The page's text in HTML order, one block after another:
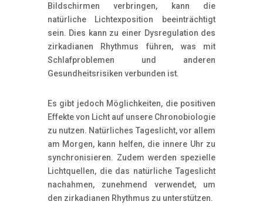
Bildschirmen verbringen, kann die
natürliche Lichtexposition beeinträchtigt
sein. Dies kann zu einer Dysregulation des
zirkadianen Rhythmus führen, was mit
Schlafproblemen und anderen
Gesundheitsrisiken verbunden ist.
Es gibt jedoch Möglichkeiten, die positiven
Effekte von Licht auf unsere Chronobiologie
zu nutzen. Natürliches Tageslicht, vor allem
am Morgen, kann helfen, die innere Uhr zu
synchronisieren. Zudem werden spezielle
Lichtquellen, die das natürliche Tageslicht
nachahmen, zunehmend verwendet, um
den zirkadianen Rhythmus zu unterstützen.